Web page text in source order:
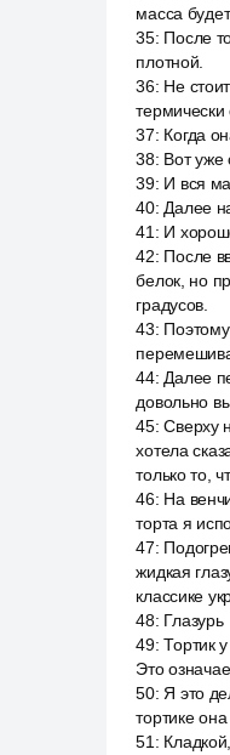
масса
35: После
плотной.
36: Не
37: Когда
38: Вот уже
39: И вся
40: Далее
41 : И
42: После
белок, но
градусов.
43:
44: Далее
довольно
45:Сверху
хотела
только то,
46: На
торта я
47:
жидкая
классике
48: Глазурь
49:Тортик
Это
50: Я это
тортике
51 :